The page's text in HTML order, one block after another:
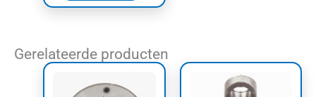
Gerelateerde producten